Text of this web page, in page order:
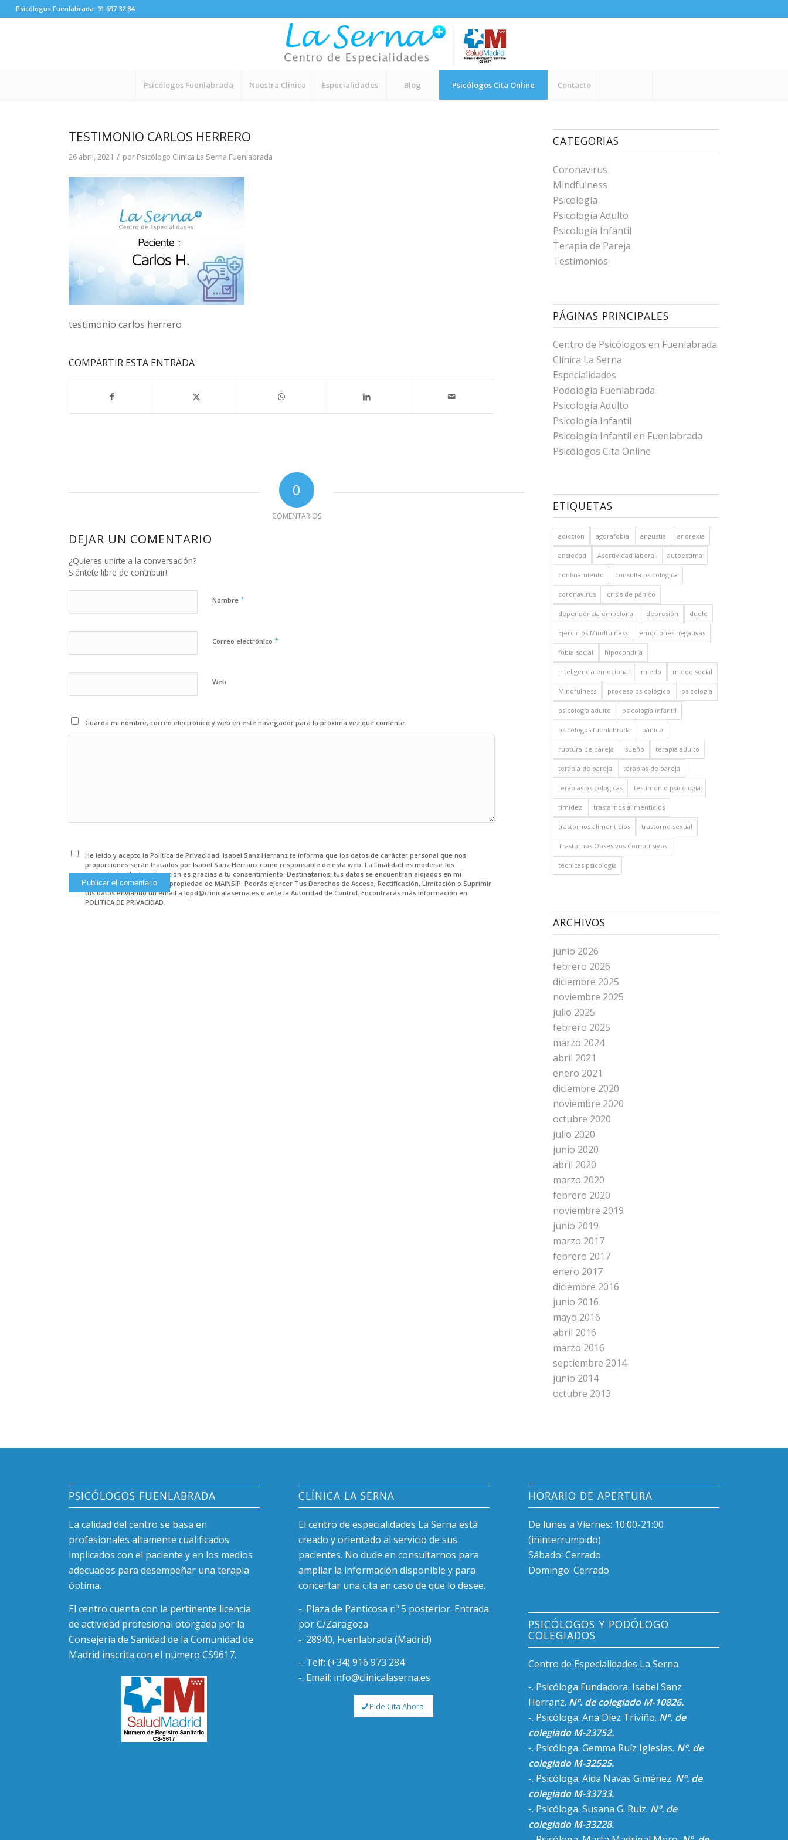
Psicólogos Fuenlabrada: 91 697 32 84
Psicólogos Fuenlabrada Nuestra Clínica Especialidades Blog Psicólogos Cita Online Contacto
TESTIMONIO CARLOS HERRERO
26 abril, 2021 / por Psicólogo Clinica La Serna Fuenlabrada
testimonio carlos herrero
COMPARTIR ESTA ENTRADA
0
COMENTARIOS
DEJAR UN COMENTARIO
¿Quieres unirte a la conversación?
Siéntete libre de contribuir!
Nombre*
Correo electrónico*
Web
Guarda mi nombre, correo electrónico y web en este navegador para la próxima vez que comente.
He leído y acepto la Política de Privacidad. Isabel Sanz Herranz te informa que los datos de carácter personal que nos
proporciones serán tratados por Isabel Sanz Herranz como responsable de esta web. La Finalidad es moderar los
comentarios. La Legitimación es gracias a tu consentimiento. Destinatarios: tus datos se encuentran alojados en mi
plataforma de hosting en propiedad de MAINSIP. Podrás ejercer Tus Derechos de Acceso, Rectificación, Limitación o Suprimir
tus datos enviando un email a lopd@clinicalaserna.es o ante la Autoridad de Control. Encontrarás más información en
POLITICA DE PRIVACIDAD.
CATEGORIAS
Coronavirus
Mindfulness
Psicología
Psicología Adulto
Psicología Infantil
Terapia de Pareja
Testimonios
PÁGINAS PRINCIPALES
Centro de Psicólogos en Fuenlabrada
Clínica La Serna
Especialidades
Podología Fuenlabrada
Psicología Adulto
Psicología Infantil
Psicología Infantil en Fuenlabrada
Psicólogos Cita Online
ETIQUETAS
adicción agorafobia angustia anorexia
ansiedad Asertividad laboral autoestima
confinamiento consulta psicológica
coronavirus crisis de pánico
dependencia emocional depresión duelo
Ejercicios Mindfulness emociones negativas
fobia social hipocondría
inteligencia emocional miedo miedo social
Mindfulness proceso psicológico psicología
psicología adulto psicología infantil
psicólogos fuenlabrada pánico
ruptura de pareja sueño terapia adulto
terapia de pareja terapias de pareja
terapias psicológicas testimonio psicología
timidez trastarnos alimenticios
trastornos alimenticios trastorno sexual
Trastornos Obsesivos Compulsivos
técnicas psicología
ARCHIVOS
junio 2026
febrero 2026
diciembre 2025
noviembre 2025
julio 2025
febrero 2025
marzo 2024
abril 2021
enero 2021
diciembre 2020
noviembre 2020
octubre 2020
julio 2020
junio 2020
abril 2020
marzo 2020
febrero 2020
noviembre 2019
junio 2019
marzo 2017
febrero 2017
enero 2017
diciembre 2016
junio 2016
mayo 2016
abril 2016
marzo 2016
septiembre 2014
junio 2014
octubre 2013
PSICÓLOGOS FUENLABRADA
La calidad del centro se basa en
profesionales altamente cualificados
implicados con el paciente y en los medios
adecuados para desempeñar una terapia
óptima.
El centro cuenta con la pertinente licencia
de actividad profesional otorgada por la
Consejería de Sanidad de la Comunidad de
Madrid inscrita con el número CS9617.
CLÍNICA LA SERNA
El centro de especialidades La Serna está
creado y orientado al servicio de sus
pacientes. No dude en consultarnos para
ampliar la información disponible y para
concertar una cita en caso de que lo desee.
-. Plaza de Panticosa nº 5 posterior. Entrada
por C/Zaragoza
-. 28940, Fuenlabrada (Madrid)
-. Telf: (+34) 916 973 284
-. Email: info@clinicalaserna.es
Pide Cita Ahora
HORARIO DE APERTURA
De lunes a Viernes: 10:00-21:00
(ininterrumpido)
Sábado: Cerrado
Domingo: Cerrado
PSICÓLOGOS Y PODÓLOGO
COLEGIADOS
Centro de Especialidades La Serna
-. Psicóloga Fundadora. Isabel Sanz
Herranz. Nº. de colegiado M-10826.
-. Psicóloga. Ana Díez Triviño. Nº. de
colegiado M-23752.
-. Psicóloga. Gemma Ruíz Iglesias. Nº. de
colegiado M-32525.
-. Psicóloga. Aida Navas Giménez. Nº. de
colegiado M-33733.
-. Psicóloga. Susana G. Ruiz. Nº. de
colegiado M-33228.